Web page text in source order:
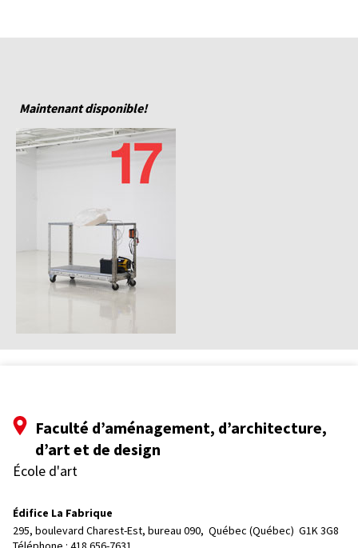
Maintenant disponible!
Faculté d’aménagement, d’architecture,
d’art et de design
École d'art
Édifice La Fabrique
295, boulevard Charest-Est, bureau 090, Québec (Québec)  G1K 3G8